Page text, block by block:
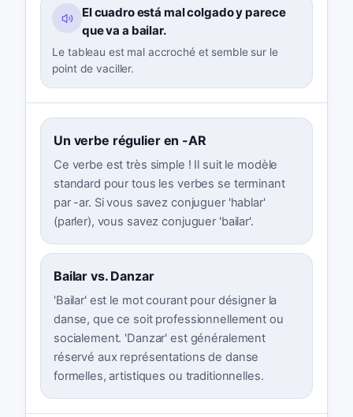
El cuadro está mal colgado y parece
que va a bailar.
Le tableau est mal accroché et semble sur le
point de vaciller.
Un verbe régulier en -AR
Ce verbe est très simple ! Il suit le modèle
standard pour tous les verbes se terminant
par -ar. Si vous savez conjuguer 'hablar'
(parler), vous savez conjuguer 'bailar'.
Bailar vs. Danzar
'Bailar' est le mot courant pour désigner la
danse, que ce soit professionnellement ou
socialement. 'Danzar' est généralement
réservé aux représentations de danse
formelles, artistiques ou traditionnelles.